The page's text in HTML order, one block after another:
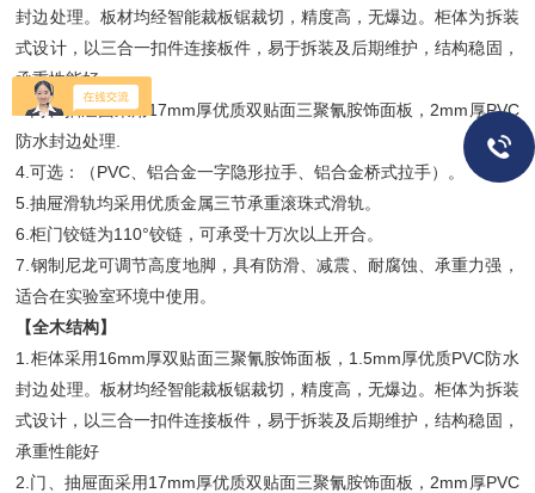
封边处理。板材均经智能裁板锯裁切，精度高，无爆边。柜体为拆装
式设计，以三合一扣件连接板件，易于拆装及后期维护，结构稳固，
承重性能好
3.门、抽屉面采用17mm厚优质双贴面三聚氰胺饰面板，2mm厚PVC
防水封边处理.
4.可选：（PVC、铝合金一字隐形拉手、铝合金桥式拉手）。
5.抽屉滑轨均采用优质金属三节承重滚珠式滑轨。
6.柜门铰链为110°铰链，可承受十万次以上开合。
7.钢制尼龙可调节高度地脚，具有防滑、减震、耐腐蚀、承重力强，
适合在实验室环境中使用。
【全木结构】
1.柜体采用16mm厚双贴面三聚氰胺饰面板，1.5mm厚优质PVC防水
封边处理。板材均经智能裁板锯裁切，精度高，无爆边。柜体为拆装
式设计，以三合一扣件连接板件，易于拆装及后期维护，结构稳固，
承重性能好
2.门、抽屉面采用17mm厚优质双贴面三聚氰胺饰面板，2mm厚PVC